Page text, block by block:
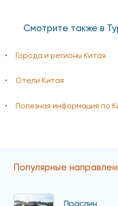
Смотрите также в
Города и регионы Китая
Отели Китая
Полезная информация по
Популярные
Праслин